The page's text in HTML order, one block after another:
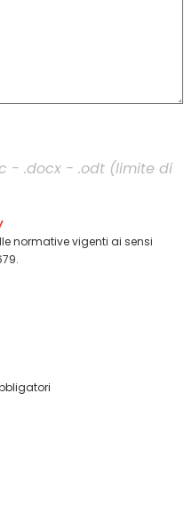
- .docx - .odt (limite di
normative vigenti ai sensi